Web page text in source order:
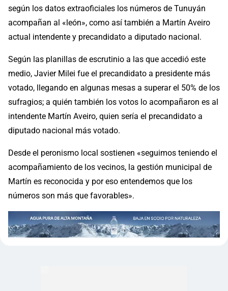
según los datos extraoficiales los números de Tunuyán
acompañan al «león», como así también a Martín Aveiro
actual intendente y precandidato a diputado nacional.
Según las planillas de escrutinio a las que accedió este
medio, Javier Milei fue el precandidato a presidente más
votado, llegando en algunas mesas a superar el 50% de los
sufragios; a quién también los votos lo acompañaron es al
intendente Martín Aveiro, quien sería el precandidato a
diputado nacional más votado.
Desde el peronismo local sostienen «seguimos teniendo el
acompañamiento de los vecinos, la gestión municipal de
Martín es reconocida y por eso entendemos que los
números son más que favorables».